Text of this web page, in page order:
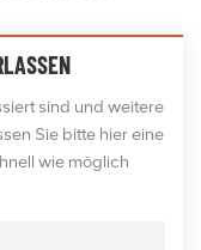
sind und weitere
Sie bitte hier eine
wie möglich